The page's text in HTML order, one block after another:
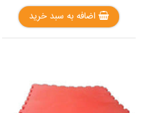
اضافه به سبد خرید